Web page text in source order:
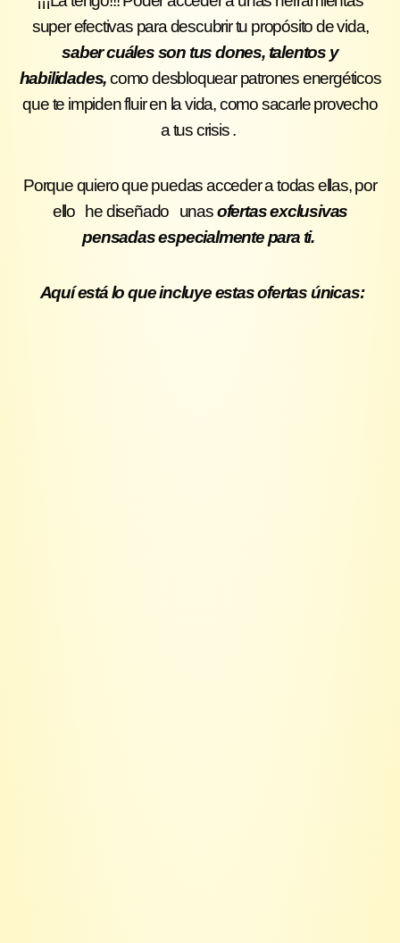
super efectivas para descubrir tu propósito de vida,
saber cuáles son tus dones, talentos y
habilidades,como desbloquear patrones energéticos
que te impiden fluir en la vida, como sacarle provecho
a tus crisis .
Porque quiero que puedas acceder a todas ellas, por
ello he diseñado unasofertas exclusivas
pensadas especialmente para ti.
Aquí está lo que incluye estas ofertas únicas: